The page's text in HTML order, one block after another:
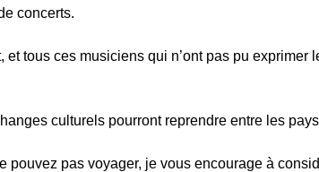
concerts.
et tous ces musiciens qui n’ont pas pu
culturels pourront reprendre entre les
pouvez pas voyager, je vous encourage à